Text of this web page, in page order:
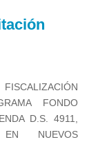
FONDO
D.S. 4911,
EN NUEVOS